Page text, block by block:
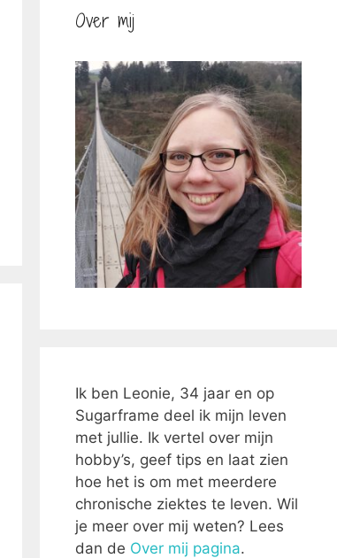
Over mij
Ik ben Leonie, 34 jaar en op
Sugarframe deel ik mijn leven
met jullie. Ik vertel over mijn
hobby’s, geef tips en laat zien
hoe het is om met meerdere
chronische ziektes te leven. Wil
je meer over mij weten? Lees
dan de Over mij pagina.